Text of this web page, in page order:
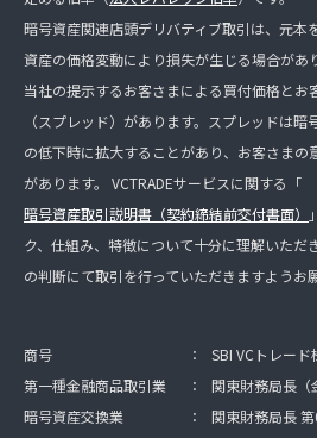
暗号資産関連店頭デリバティブ取引は、元本
資産の価格変動により損失が生じる場合があ
当社の提示するお客さまによる買付価格と
（スプレッド）があります。スプレッドは
の低下時に拡大することがあり、お客さまの
があります。 VCTRADEサービスに関する「
暗号資産取引説明書（契約締結前交付書面）
ク、仕組み、特徴について十分に理解いただ
の判断にて取引を行っていただきますようお
商号 ：
SBI VCトレード
第一種金融商品取引業
：
関東財務局長
暗号資産交換業
：
関東財務局長